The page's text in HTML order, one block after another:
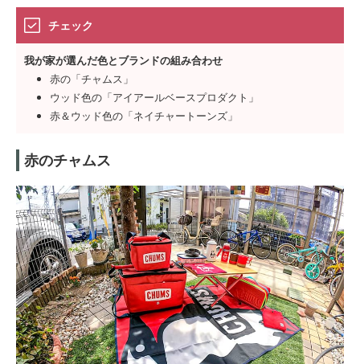
チェック
我が家が選んだ色とブランドの組み合わせ
赤の「チャムス」
ウッド色の「アイアールベースプロダクト」
赤＆ウッド色の「ネイチャートーンズ」
赤のチャムス